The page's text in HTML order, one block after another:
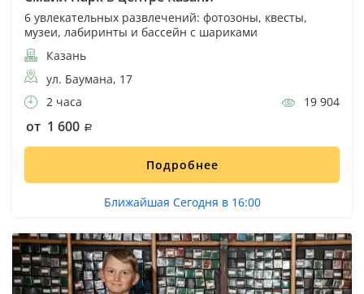
6 увлекательных развлечений: фотозоны, квесты,
музеи, лабиринты и бассейн с шариками
Казань
ул. Баумана, 17
2 часа
19 904
от 1 600
Подробнее
Ближайшая Сегодня в 16:00